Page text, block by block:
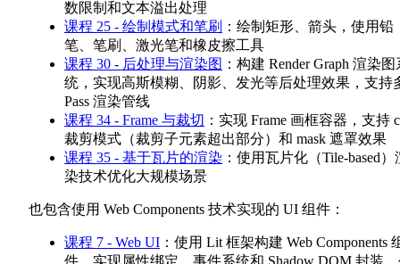
数限制和文本溢出处理
课程 25 - 绘制模式和笔刷 ：绘制矩形、箭头，使用铅
笔、笔刷、激光笔和橡皮擦工具
课程 30 - 后处理与渲染图 ：构建 Render Graph 渲染图
统，实现高斯模糊、阴影、发光等后处理效果，支持
Pass 渲染管线
课程 34 - Frame 与裁切 ：实现 Frame 画框容器，支持
裁剪模式（裁剪子元素超出部分）和 mask 遮罩效果
课程 35 - 基于瓦片的渲染 ：使用瓦片化（Tile-based）
染技术优化大规模场景
也包含使用 Web Components 技术实现的 UI 组件：
课程 7 - Web UI ：使用 Lit 框架构建 Web Components
件，实现属性绑定、事件系统和 Shadow DOM 封装